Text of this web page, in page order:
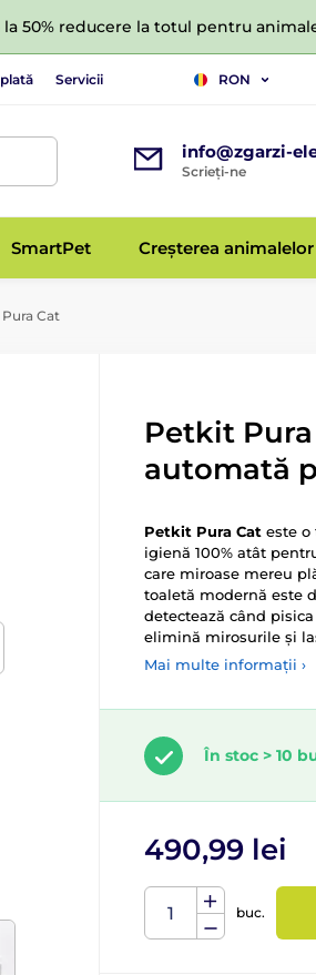
la 50% reducere la totul pentru
Servicii RON
info@zgarzi-
Scrieți-ne
SmartPet Creșterea animalelor
Cat
Petkit
automată
Petkit Pura Cat este o
igienă 100% atât
care miroase mereu
toaletă modernă este
detectează când
elimină mirosurile și
Mai multe informații ›
În stoc > 10
490,99 lei
buc.